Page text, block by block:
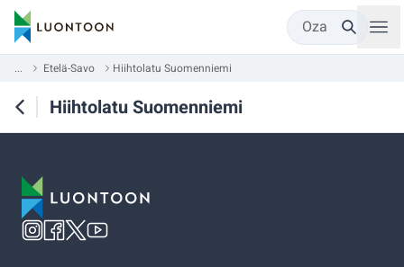
Oza
... Etelä-Savo Hiihtolatu Suomenniemi
Hiihtolatu Suomenniemi